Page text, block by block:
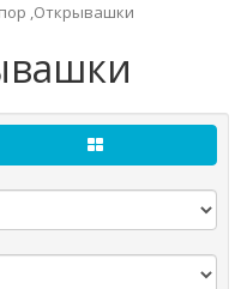
,Открывашки